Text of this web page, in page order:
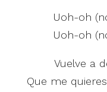
Uoh-oh
Uoh-oh
Vuelve a
Que me